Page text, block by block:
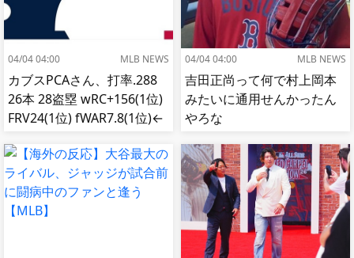
04/04 04:00 MLB NEWS
カブスPCAさん、打率.288
26本 28盗塁 wRC+156(1位)
FRV24(1位) fWAR7.8(1位)←
04/04 04:00 MLB NEWS
吉田正尚って何で村上岡本
みたいに通用せんかったん
やろな